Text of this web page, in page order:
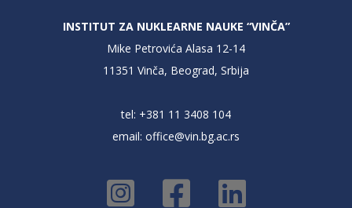
INSTITUT ZA NUKLEARNE NAUKE “VINČA”
Mike Petrovića Alasa 12-14
11351 Vinča, Beograd, Srbija
tel: +381 11 3408 104
email: office@vin.bg.ac.rs